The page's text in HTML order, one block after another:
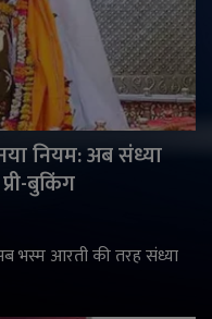
नियम: अब संध्या
बुकिंग
भस्म आरती की तरह संध्या